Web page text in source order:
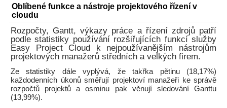
Oblíbené funkce a nástroje projektového řízení v
cloudu
Rozpočty, Gantt, výkazy práce a řízení zdrojů patří
podle statistiky používání rozšiřujících funkcí služby
Easy Project Cloud k nejpoužívanějším nástrojům
projektových manažerů středních a velkých firem.
Ze statistiky dále vyplývá, že takřka pětinu (18,17%)
každodenních úkonů směřují projektoví manažeři ke správě
rozpočtů projektů a osminu pak věnují sledování Ganttu
(13,99%).